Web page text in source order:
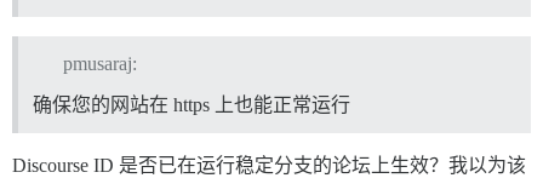
pmusaraj:
确保您的网站在 https 上也能正常运行
Discourse ID 是否已在运行稳定分支的论坛上生效？我以为该